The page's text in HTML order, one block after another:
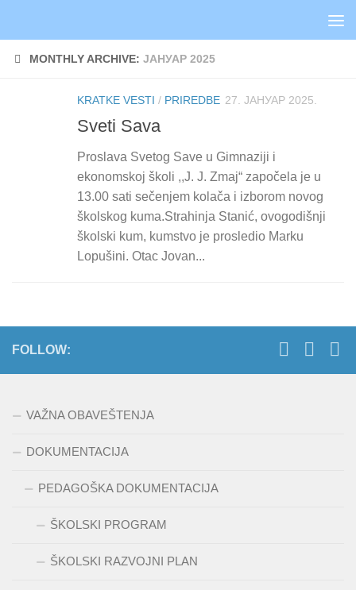
MONTHLY ARCHIVE: ЈАНУАР 2025
KRATKE VESTI / PRIREDBE 27. ЈАНУАР 2025.
Sveti Sava
Proslava Svetog Save u Gimnaziji i
ekonomskoj školi ,,J. J. Zmaj“ započela je u
13.00 sati sečenjem kolača i izborom novog
školskog kuma.Strahinja Stanić, ovogodišnji
školski kum, kumstvo je prosledio Marku
Lopušini. Otac Jovan...
FOLLOW:
VAŽNA OBAVEŠTENJA
DOKUMENTACIJA
PEDAGOŠKA DOKUMENTACIJA
ŠKOLSKI PROGRAM
ŠKOLSKI RAZVOJNI PLAN